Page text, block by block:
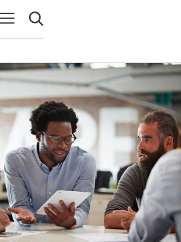
Abrir navegação
Abrir pesquisa